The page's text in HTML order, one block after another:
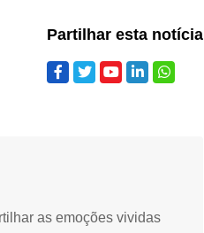
Partilhar esta notícia
as emoções vividas